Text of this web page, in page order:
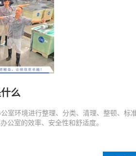
么
室环境进行整理、分类、清理、整顿、标
公室的效率、安全性和舒适度。